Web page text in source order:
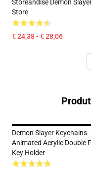
Storeandise Demon
Store
€ 24,38 - € 28,06
Demon Slayer Keychains -
Animated Acrylic Double
Key Holder